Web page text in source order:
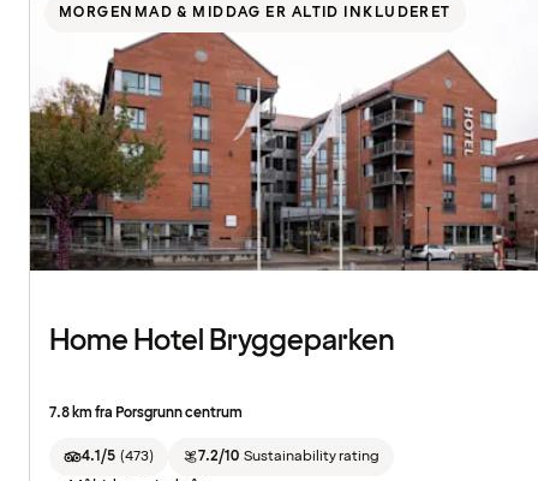
MORGENMAD & MIDDAG ER ALTID INKLUDERET
Home Hotel Bryggeparken
7.8 km fra Porsgrunn centrum
4.1/5 (473) 7.2/10 Sustainability rating